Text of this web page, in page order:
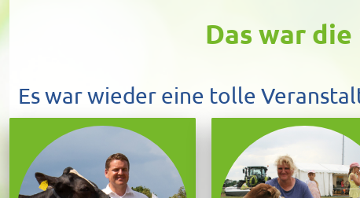
Das war die
Es war wieder eine tolle